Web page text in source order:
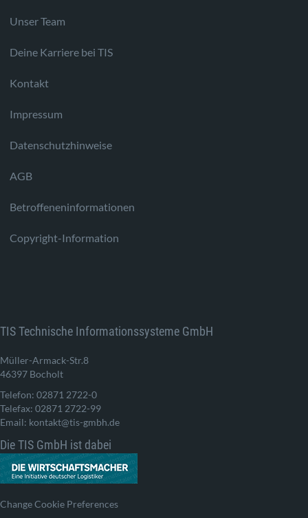
Unser Team
Deine Karriere bei TIS
Kontakt
Impressum
Datenschutzhinweise
AGB
Betroffeneninformationen
Copyright-Information
TIS Technische Informationssysteme GmbH
Müller-Armack-Str.8
46397 Bocholt
Telefon: 02871 2722-0
Telefax: 02871 2722-99
Email: kontakt@tis-gmbh.de
Die TIS GmbH ist dabei
Change Cookie Preferences